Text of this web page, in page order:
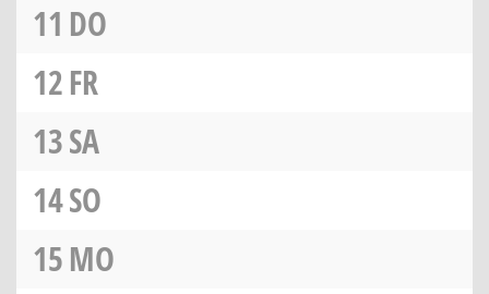
11 DO
12FR
13SA
14SO
15MO